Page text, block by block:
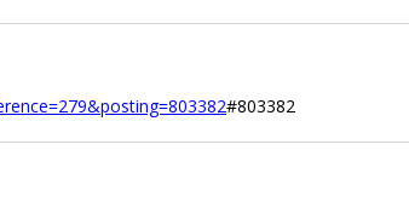
#803382